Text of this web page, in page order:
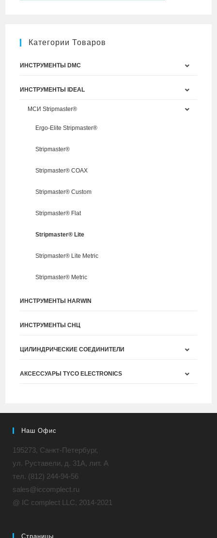
Категории Товаров
ИНСТРУМЕНТЫ DMC
ИНСТРУМЕНТЫ IDEAL
МСИ Stripmaster®
Ergo-Elite Stripmaster®
Stripmaster®
Stripmaster® COAX
Stripmaster® Custom
Stripmaster® Flat
Stripmaster® Lite
Stripmaster® Lite Metric
Stripmaster® Metric
ИНСТРУМЕНТЫ HARWIN
ИНСТРУМЕНТЫ СНЦ
ЦИЛИНДРИЧЕСКИЕ СОЕДИНИТЕЛИ
АКСЕССУАРЫ TYCO ELECTRONICS
Наш Офис
195273, Санкт-Петербург,
ул. Руставели, д. 31A, лит. А
тел. (812) 244-94-56
sales@iccomplect.ru
@ IC complect LLC, 2014-2021
Страницы